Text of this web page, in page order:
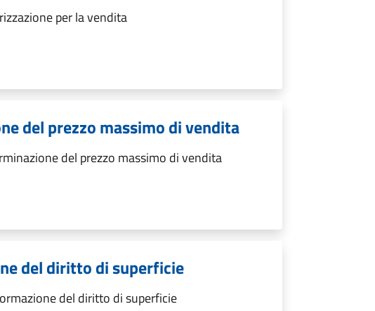
per la vendita
del prezzo massimo di vendita
del prezzo massimo di vendita
del diritto di superficie
del diritto di superficie